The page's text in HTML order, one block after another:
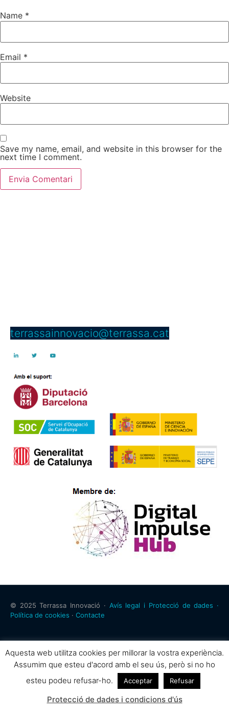
Name *
Email *
Website
Save my name, email, and website in this browser for the
next time I comment.
terrassainnovacio@terrassa.cat
© 2025 Terrassa Innovació · Avís legal i Protecció de dades ·
Política de cookies · Contacte
Aquesta web utilitza cookies per millorar la vostra experiència.
Assumim que esteu d'acord amb el seu ús, però si no ho
esteu podeu refusar-ho.
Acceptar Refusar
Protecció de dades i condicions d'ús